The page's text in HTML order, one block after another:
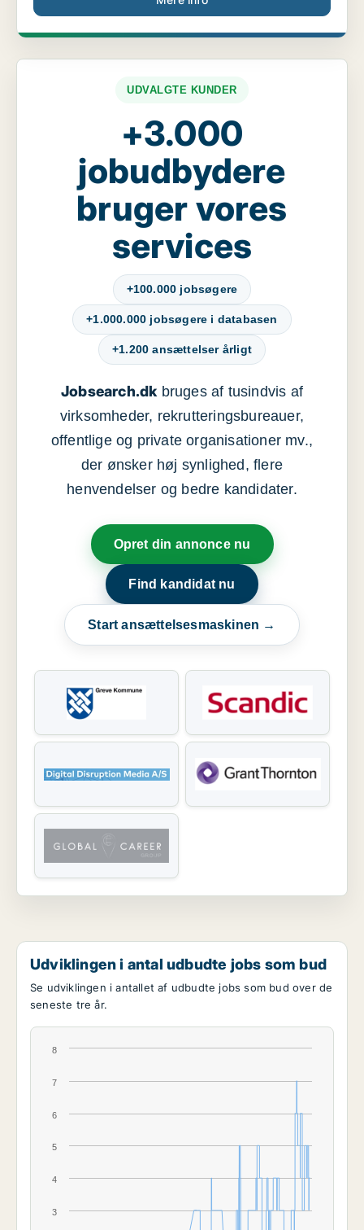
UDVALGTE KUNDER
+3.000
jobudbydere
bruger vores
services
+100.000 jobsøgere
+1.000.000 jobsøgere i databasen
+1.200 ansættelser årligt
Jobsearch.dkbruges af tusindvis af
virksomheder, rekrutteringsbureauer,
offentlige og private organisationer mv.,
der ønsker høj synlighed, flere
henvendelser og bedre kandidater.
Opret din annonce nu
Find kandidat nu
Start ansættelsesmaskinen →
Udviklingen i antal udbudte jobs som bud
Se udviklingen i antallet af udbudte jobs som bud over de
seneste tre år.
3
4
5
6
7
8